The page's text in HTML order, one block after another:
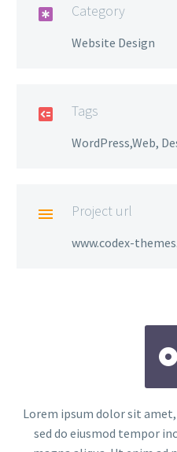
 Category
Website Design
 Tags
WordPress,Web,
 Project url
www.codex-
Lorem ipsum dolor sit
sed do eiusmod tempor